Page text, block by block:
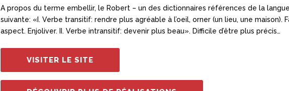
A propos du terme embellir, le Robert – un des dictionnaires références de la
suivante: «I. Verbe transitif: rendre plus agréable à l’oeil, orner (un lieu, une maison).
aspect. Enjoliver. II. Verbe intransitif: devenir plus beau». Difficile d’être plus précis…
VISITER LE SITE